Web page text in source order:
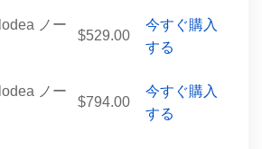
ノー
$529.00
今すぐ購入
する
ノー
$794.00
今すぐ購入
する